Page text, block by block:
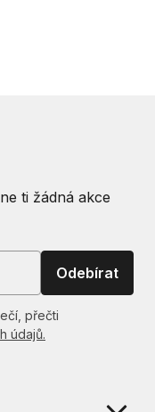
ti žádná akce
Odebírat
přečti
údajů.